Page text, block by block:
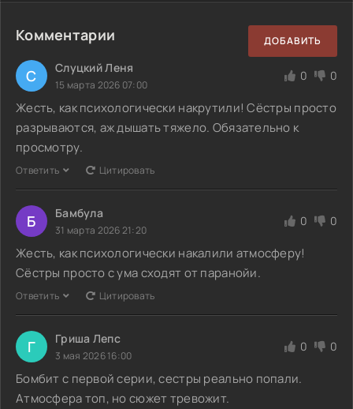
Комментарии ДОБАВИТЬ
С Слуцкий Леня
15 марта 2026 07:00
0 0
Жесть, как психологически накрутили! Сёстры просто
разрываются, аж дышать тяжело. Обязательно к
просмотру.
Ответить Цитировать
Б Бамбула
31 марта 2026 21:20
0 0
Жесть, как психологически накалили атмосферу!
Сёстры просто с ума сходят от паранойи.
Ответить Цитировать
Г Гриша Лепс
3 мая 2026 16:00
0 0
Бомбит с первой серии, сестры реально попали.
Атмосфера топ, но сюжет тревожит.